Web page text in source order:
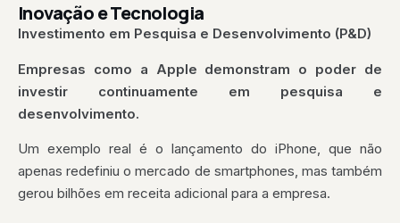
Inovação e Tecnologia
Investimento em Pesquisa e Desenvolvimento (P&D)
Empresas como a Apple demonstram o poder de
investir continuamente em pesquisa e
desenvolvimento.
Um exemplo real é o lançamento do iPhone, que não
apenas redefiniu o mercado de smartphones, mas também
gerou bilhões em receita adicional para a empresa.